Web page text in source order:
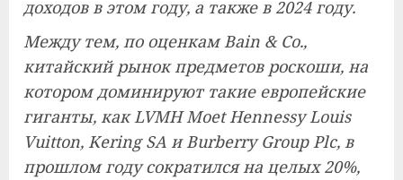
доходов в этом году, а также в 2024 году.
Между тем, по оценкам Bain & Co.,
китайский рынок предметов роскоши, на
котором доминируют такие европейские
гиганты, как LVMH Moet Hennessy Louis
Vuitton, Kering SA и Burberry Group Plc, в
прошлом году сократился на целых 20%,